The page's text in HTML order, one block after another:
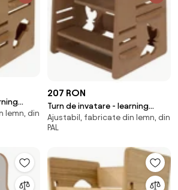
lemn, din
207 RON
Turn de invatare - learning
tower natur fluturasi
Ajustabil, fabricate din lemn, din
PAL